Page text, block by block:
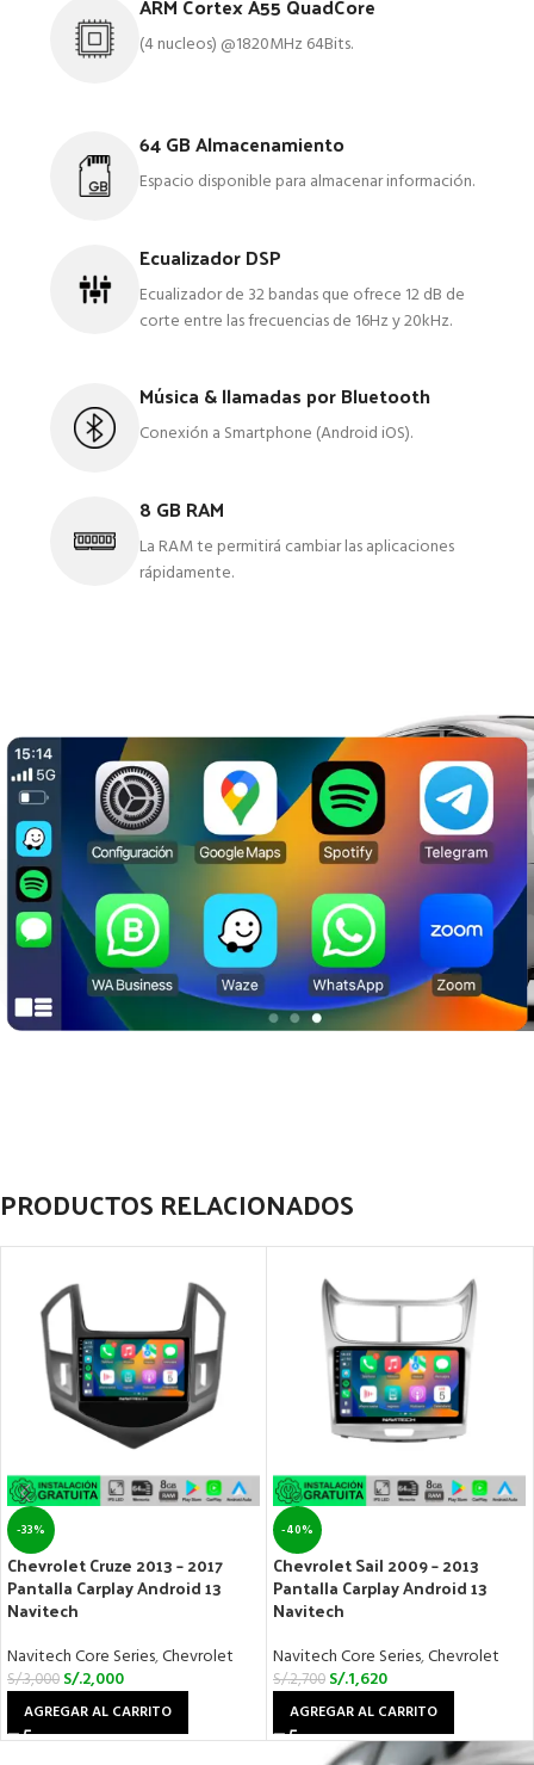
(4 nucleos) @1820MHz 64Bits.
64 GB Almacenamiento
Espacio disponible para almacenar información.
Ecualizador DSP
Ecualizador de 32 bandas que ofrece 12 dB de
corte entre las frecuencias de 16Hz y 20kHz.
Música & llamadas por Bluetooth
Conexión a Smartphone (Android iOS).
8 GB RAM
La RAM te permitirá cambiar las aplicaciones
rápidamente.
PRODUCTOS RELACIONADOS
-33%
Chevrolet Cruze 2013 – 2017
Pantalla Carplay Android 13
Navitech
Navitech Core Series,Chevrolet
S/.3,000 S/.2,000
AGREGAR AL CARRITO
-40%
Chevrolet Sail 2009 – 2013
Pantalla Carplay Android 13
Navitech
Navitech Core Series,Chevrolet
S/.2,700 S/.1,620
AGREGAR AL CARRITO